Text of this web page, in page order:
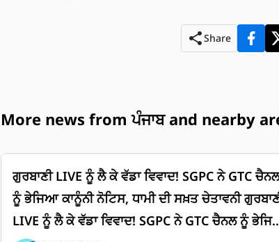
Share
More news from ਪੰਜਾਬ and nearby
ਗੁਰਬਾਣੀ LIVE ਨੂੰ ਲੈ ਕੇ ਵੱਡਾ ਵਿਵਾਦ! SGPC ਨੇ GTC ਚੈਨਲ
ਨੂੰ ਭੇਜਿਆ ਕਾਨੂੰਨੀ ਨੋਟਿਸ, ਧਾਮੀ ਦੀ ਸਖ਼ਤ ਚੇਤਾਵਨੀ
LIVE ਨੂੰ ਲੈ ਕੇ ਵੱਡਾ ਵਿਵਾਦ! SGPC ਨੇ GTC ਚੈਨਲ ਨੂੰ